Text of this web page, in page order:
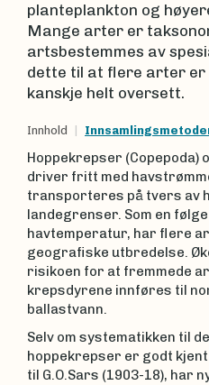
planteplankton og
Mange arter er
artsbestemmes av
dette til at flere arter
kanskje helt oversett.
Innhold
Hoppekrepser (Copepoda)
driver fritt med
transporteres på tvers av
landegrenser. Som en
havtemperatur, har flere
geografiske utbredelse.
risikoen for at fremmede
krepsdyrene innføres til
ballastvann.
Selv om systematikken til
hoppekrepser er godt
til G.O.Sars (1903-18), har